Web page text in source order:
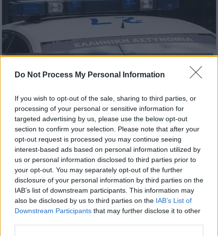
Do Not Process My Personal Information
If you wish to opt-out of the sale, sharing to third parties, or
processing of your personal or sensitive information for
targeted advertising by us, please use the below opt-out
section to confirm your selection. Please note that after your
opt-out request is processed you may continue seeing
interest-based ads based on personal information utilized by
us or personal information disclosed to third parties prior to
your opt-out. You may separately opt-out of the further
disclosure of your personal information by third parties on the
IAB’s list of downstream participants. This information may
also be disclosed by us to third parties on the IAB’s List of
Downstream Participants that may further disclose it to other
ΔΗΜΗΤΡΟΠΟΥΛΟΣ/EUROKINISSI)
Προσθέστε το ΕΘΝΟΣ στη Google
Δύο νεαρούςεντόπισε στοφορτηγότου
Τούρκοςοδηγός που είχε σταθμεύσει, το
απόγευμα της Πέμπτης, σε πρατήριο στο
Νεοχώρι Παραμυθιάς.
ΔΙΑΒΑΣΤΕ ΕΠΙΣΗΣ
24.10.2024 18:16